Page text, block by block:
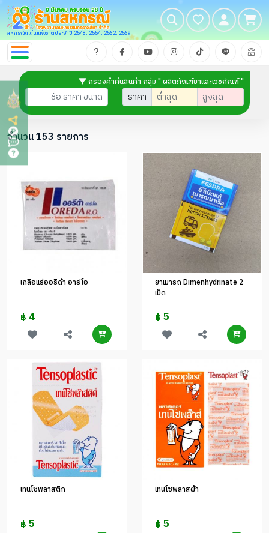
สหกรณ์ดีเด่นแห่งชาติประจำปี 2548, 2554, 2562, 2569
กรองคำค้นสินค้า กลุ่ม " ผลิตภัณฑ์ยาและเวชภัณฑ์ "
ราคา
จำนวน 153 รายการ
เกลือแร่ออรีด้า อาร์โอ
฿ 4
ยาเมารถ Dimenhydrinate 2
เม็ด
฿ 5
เทนโซพลาสติก
฿ 5
เทนโซพลาสผ้า
฿ 5